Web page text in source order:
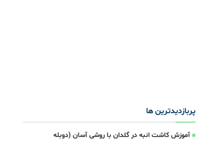
پربازدیدترین ها
آموزش کاشت انبه در گلدان با روشی آسان (دوبله